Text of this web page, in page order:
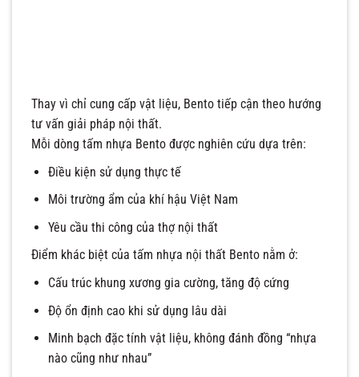
Thay vì chỉ cung cấp vật liệu, Bento tiếp cận theo hướng
tư vấn giải pháp nội thất.
Mỗi dòng tấm nhựa Bento được nghiên cứu dựa trên:
Điều kiện sử dụng thực tế
Môi trường ẩm của khí hậu Việt Nam
Yêu cầu thi công của thợ nội thất
Điểm khác biệt của tấm nhựa nội thất Bento nằm ở:
Cấu trúc khung xương gia cường, tăng độ cứng
Độ ổn định cao khi sử dụng lâu dài
Minh bạch đặc tính vật liệu, không đánh đồng “nhựa
nào cũng như nhau”